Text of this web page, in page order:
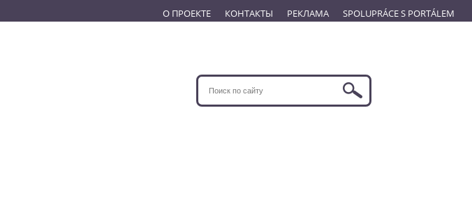
О ПРОЕКТЕ КОНТАКТЫ РЕКЛАМА SPOLUPRÁCE S PORTÁLEM